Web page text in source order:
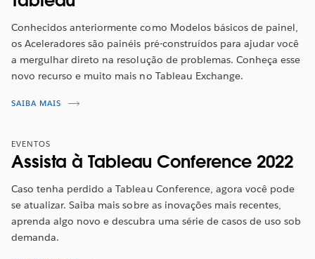
Conhecidos anteriormente como Modelos básicos de painel,
os Aceleradores são painéis pré-construídos para ajudar você
a mergulhar direto na resolução de problemas. Conheça esse
novo recurso e muito mais no Tableau Exchange.
SAIBA MAIS
EVENTOS
Assista à Tableau Conference 2022
Caso tenha perdido a Tableau Conference, agora você pode
se atualizar. Saiba mais sobre as inovações mais recentes,
aprenda algo novo e descubra uma série de casos de uso sob
demanda.